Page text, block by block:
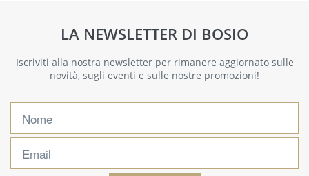
LA NEWSLETTER DI BOSIO
Iscriviti alla nostra newsletter per rimanere aggiornato sulle
novità, sugli eventi e sulle nostre promozioni!